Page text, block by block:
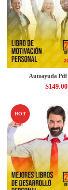
Autoayuda
$149.00
HOT